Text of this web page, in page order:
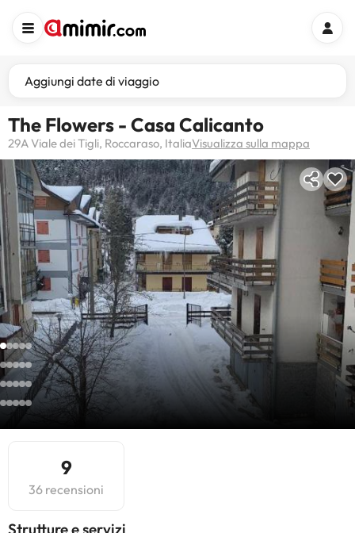
Aggiungi date di viaggio
The Flowers - Casa Calicanto
29A Viale dei Tigli, Roccaraso, ItaliaVisualizza sulla mappa
9
36 recensioni
​Strutture e servizi